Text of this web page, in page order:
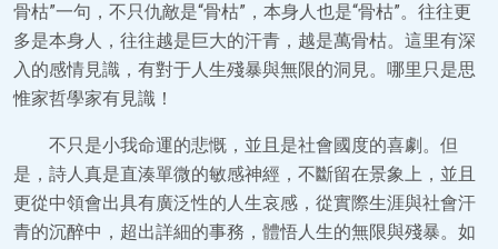
骨枯”一句，不只仇敵是“骨枯”，本身人也是“骨枯”。往往更
多是本身人，往往越是巨大的汗青，越是萬骨枯。這里有深
入的感情見識，有對于人生殘暴與無限的洞見。哪里只是思
惟家哲學家有見識！
不只是小我命運的悲慨，並且是社會國度的喜劇。但
是，詩人真是直湊單微的敏感神經，不斷留在景象上，並且
更從中領會出具有廣泛性的人生哀感，從實際生涯與社會汗
青的沉醉中，超出詳細的事務，體悟人生的無限與殘暴。如